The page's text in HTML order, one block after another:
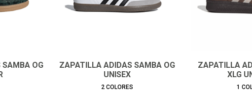
OG
ZAPATILLA ADIDAS SAMBA OG
UNISEX
2 COLORES
ZAPATILLA
XLG
1